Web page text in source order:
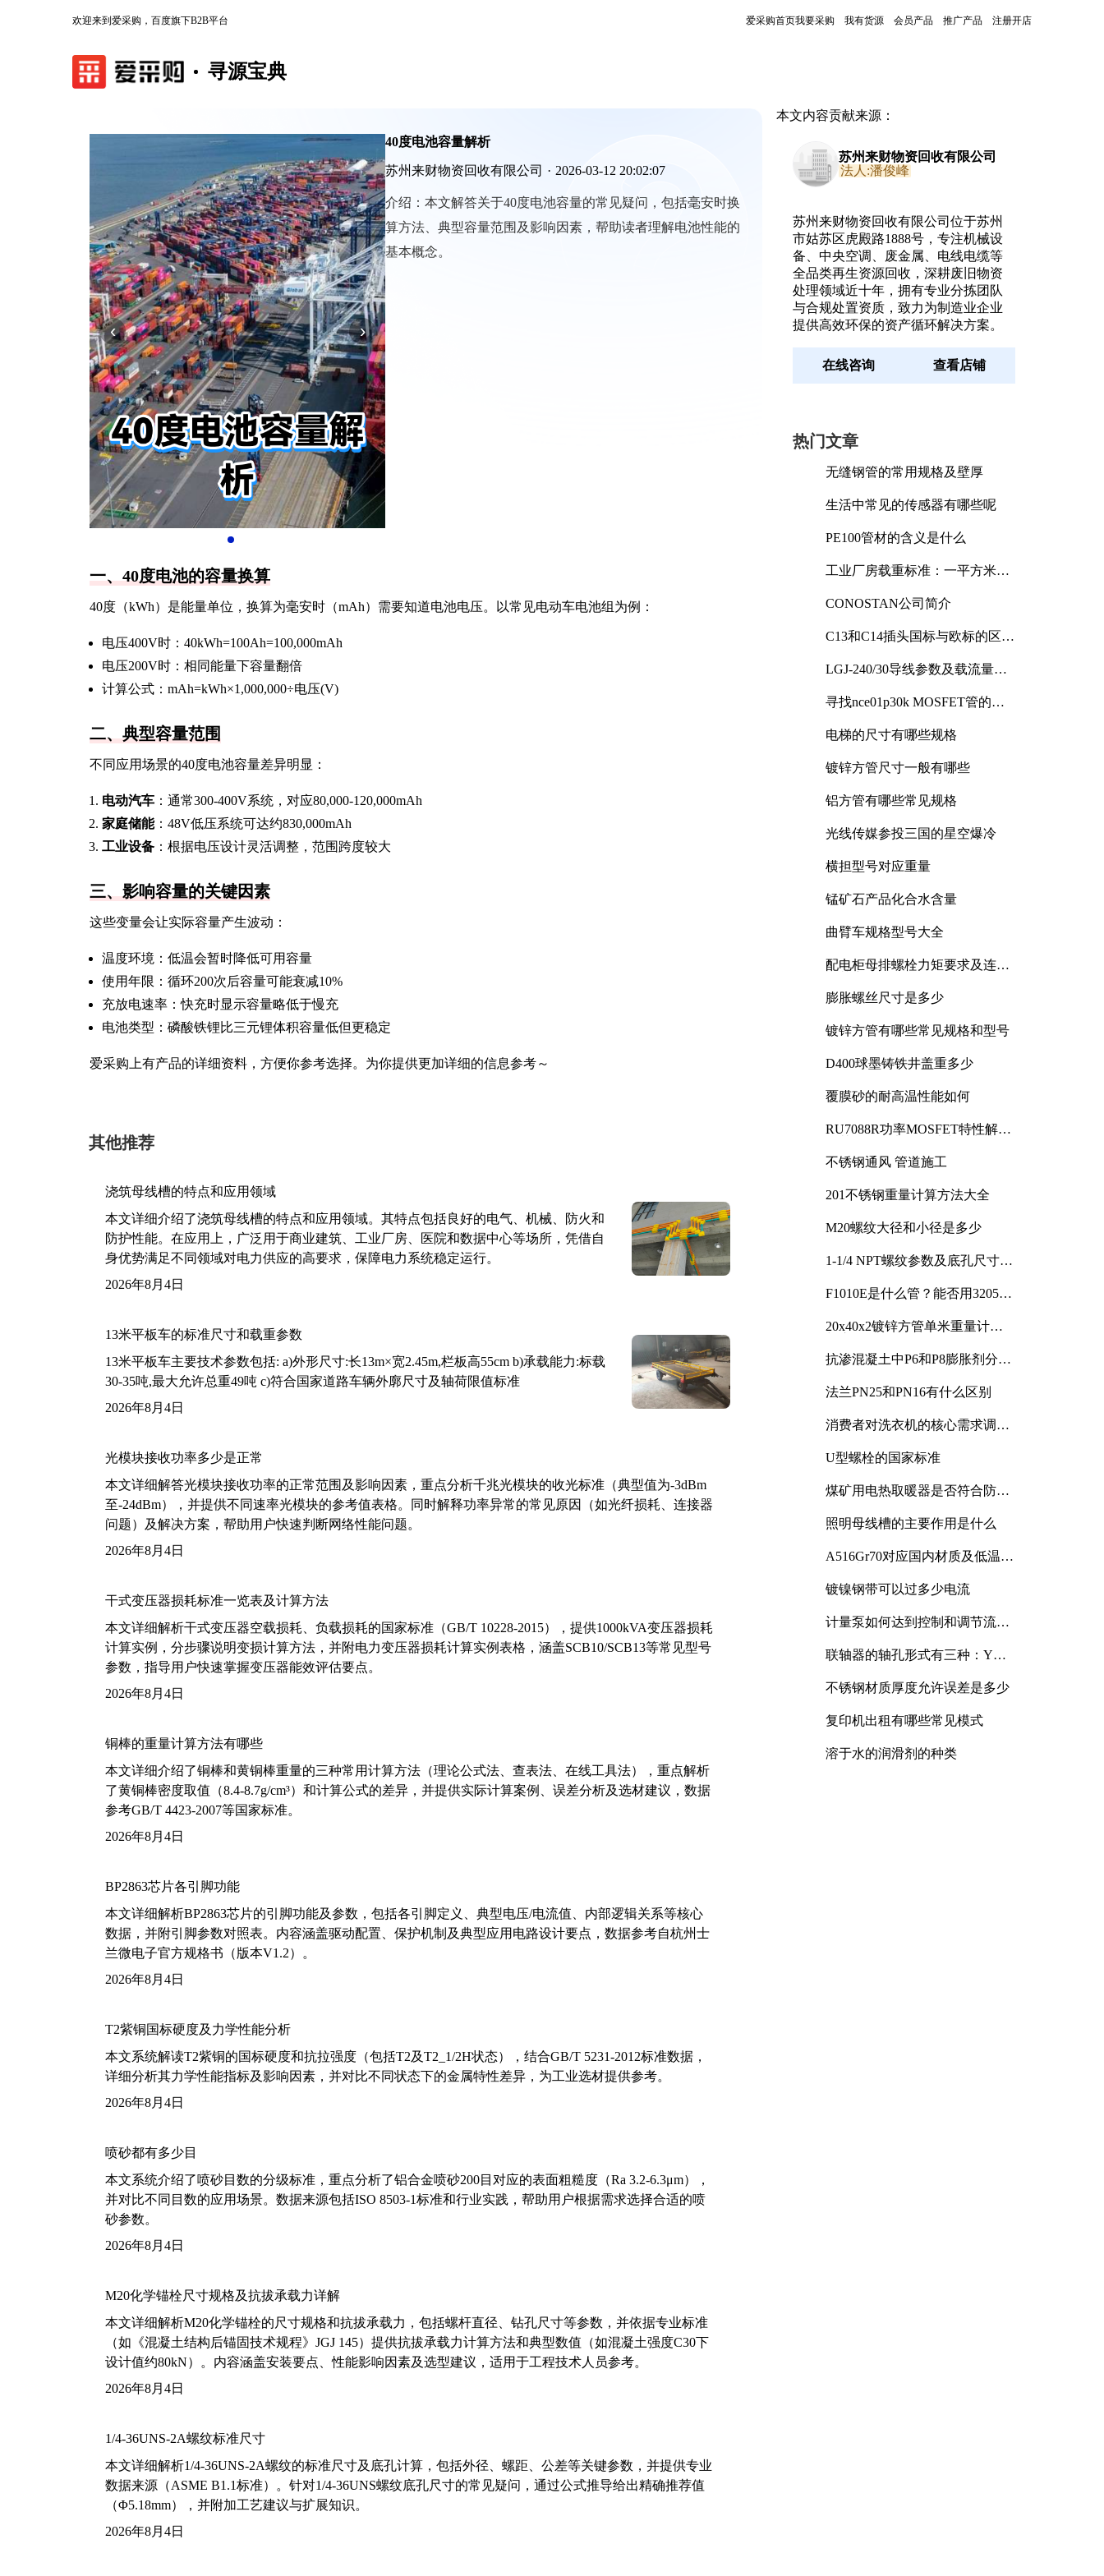
欢迎来到爱采购，百度旗下B2B平台 爱采购首页我要采购 我有货源 会员产品 推广产品 注册开店
寻源宝典
‹ ›
40度电池容量解析
苏州来财物资回收有限公司 · 2026-03-12 20:02:07
介绍： 本文解答关于40度电池容量的常见疑问，包括毫安时换
算方法、典型容量范围及影响因素，帮助读者理解电池性能的
基本概念。
一、40度电池的容量换算
40度（kWh）是能量单位，换算为毫安时（mAh）需要知道电池电压。以常见电动车电池组为例：
电压400V时：40kWh=100Ah=100,000mAh
电压200V时：相同能量下容量翻倍
计算公式：mAh=kWh×1,000,000÷电压(V)
二、典型容量范围
不同应用场景的40度电池容量差异明显：
电动汽车 ：通常300-400V系统，对应80,000-120,000mAh
家庭储能：48V低压系统可达约830,000mAh
工业设备 ：根据电压设计灵活调整，范围跨度较大
三、影响容量的关键因素
这些变量会让实际容量产生波动：
温度环境：低温会暂时降低可用容量
使用年限：循环200次后容量可能衰减10%
充放电速率：快充时显示容量略低于慢充
电池类型：磷酸铁锂比三元锂体积容量低但更稳定
爱采购上有产品的详细资料，方便你参考选择。为你提供更加详细的信息参考～
其他推荐
浇筑母线槽的特点和应用领域
本文详细介绍了浇筑母线槽的特点和应用领域。其特点包括良好的电气、机械、防火和
防护性能。在应用上，广泛用于商业建筑、工业厂房、医院和数据中心等场所，凭借自
身优势满足不同领域对电力供应的高要求，保障电力系统稳定运行。
2026年8月4日
13米平板车的标准尺寸和载重参数
13米平板车主要技术参数包括: a)外形尺寸:长13m×宽2.45m,栏板高55cm b)承载能力:标载
30-35吨,最大允许总重49吨 c)符合国家道路车辆外廓尺寸及轴荷限值标准
2026年8月4日
光模块接收功率多少是正常
本文详细解答光模块接收功率的正常范围及影响因素，重点分析千兆光模块的收光标准（典型值为-3dBm
至-24dBm），并提供不同速率光模块的参考值表格。同时解释功率异常的常见原因（如光纤损耗、连接器
问题）及解决方案，帮助用户快速判断网络性能问题。
2026年8月4日
干式变压器损耗标准一览表及计算方法
本文详细解析干式变压器空载损耗、负载损耗的国家标准（GB/T 10228-2015），提供1000kVA变压器损耗
计算实例，分步骤说明变损计算方法，并附电力变压器损耗计算实例表格，涵盖SCB10/SCB13等常见型号
参数，指导用户快速掌握变压器能效评估要点。
2026年8月4日
铜棒的重量计算方法有哪些
本文详细介绍了铜棒和黄铜棒重量的三种常用计算方法（理论公式法、查表法、在线工具法），重点解析
了黄铜棒密度取值（8.4-8.7g/cm³）和计算公式的差异，并提供实际计算案例、误差分析及选材建议，数据
参考GB/T 4423-2007等国家标准。
2026年8月4日
BP2863芯片各引脚功能
本文详细解析BP2863芯片的引脚功能及参数，包括各引脚定义、典型电压/电流值、内部逻辑关系等核心
数据，并附引脚参数对照表。内容涵盖驱动配置、保护机制及典型应用电路设计要点，数据参考自杭州士
兰微电子官方规格书（版本V1.2）。
2026年8月4日
T2紫铜国标硬度及力学性能分析
本文系统解读T2紫铜的国标硬度和抗拉强度（包括T2及T2_1/2H状态），结合GB/T 5231-2012标准数据，
详细分析其力学性能指标及影响因素，并对比不同状态下的金属特性差异，为工业选材提供参考。
2026年8月4日
喷砂都有多少目
本文系统介绍了喷砂目数的分级标准，重点分析了铝合金喷砂200目对应的表面粗糙度（Ra 3.2-6.3μm），
并对比不同目数的应用场景。数据来源包括ISO 8503-1标准和行业实践，帮助用户根据需求选择合适的喷
砂参数。
2026年8月4日
M20化学锚栓尺寸规格及抗拔承载力详解
本文详细解析M20化学锚栓的尺寸规格和抗拔承载力，包括螺杆直径、钻孔尺寸等参数，并依据专业标准
（如《混凝土结构后锚固技术规程》JGJ 145）提供抗拔承载力计算方法和典型数值（如混凝土强度C30下
设计值约80kN）。内容涵盖安装要点、性能影响因素及选型建议，适用于工程技术人员参考。
2026年8月4日
1/4-36UNS-2A螺纹标准尺寸
本文详细解析1/4-36UNS-2A螺纹的标准尺寸及底孔计算，包括外径、螺距、公差等关键参数，并提供专业
数据来源（ASME B1.1标准）。针对1/4-36UNS螺纹底孔尺寸的常见疑问，通过公式推导给出精确推荐值
（Φ5.18mm），并附加工艺建议与扩展知识。
2026年8月4日
本文内容贡献来源：
苏州来财物资回收有限公司
法人:潘俊峰
苏州来财物资回收有限公司位于苏州
市姑苏区虎殿路1888号，专注机械设
备、中央空调、废金属、电线电缆等
全品类再生资源回收，深耕废旧物资
处理领域近十年，拥有专业分拣团队
与合规处置资质，致力为制造业企业
提供高效环保的资产循环解决方案。
在线咨询 查看店铺
热门文章
无缝钢管的常用规格及壁厚
生活中常见的传感器有哪些呢
PE100管材的含义是什么
工业厂房载重标准：一平方米能
CONOSTAN公司简介
C13和C14插头国标与欧标的区别
LGJ-240/30导线参数及载流量解
寻找nce01p30k MOSFET管的合
电梯的尺寸有哪些规格
镀锌方管尺寸一般有哪些
铝方管有哪些常见规格
光线传媒参投三国的星空爆冷
横担型号对应重量
锰矿石产品化合水含量
曲臂车规格型号大全
配电柜母排螺栓力矩要求及连接
膨胀螺丝尺寸是多少
镀锌方管有哪些常见规格和型号
D400球墨铸铁井盖重多少
覆膜砂的耐高温性能如何
RU7088R功率MOSFET特性解析
不锈钢通风 管道施工
201不锈钢重量计算方法大全
M20螺纹大径和小径是多少
1-1/4 NPT螺纹参数及底孔尺寸详
F1010E是什么管？能否用3205或
20x40x2镀锌方管单米重量计算
抗渗混凝土中P6和P8膨胀剂分别
法兰PN25和PN16有什么区别
消费者对洗衣机的核心需求调研
U型螺栓的国家标准
煤矿用电热取暖器是否符合防爆
照明母线槽的主要作用是什么
A516Gr70对应国内材质及低温冲
镀镍钢带可以过多少电流
计量泵如何达到控制和调节流量
联轴器的轴孔形式有三种：Y
不锈钢材质厚度允许误差是多少
复印机出租有哪些常见模式
溶于水的润滑剂的种类